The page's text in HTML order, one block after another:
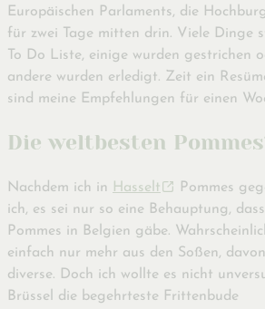
Europäischen Parlaments, die
für zwei Tage mitten drin. Viele Dinge
To Do Liste, einige wurden gestrichen
andere wurden erledigt. Zeit ein
sind meine Empfehlungen für einen
Die weltbesten
Nachdem ich in Hasselt
Pommes
ich, es sei nur so eine Behauptung,
Pommes in Belgien gäbe.
einfach nur mehr aus den Soßen,
diverse. Doch ich wollte es nicht
Brüssel die begehrteste Frittenbude